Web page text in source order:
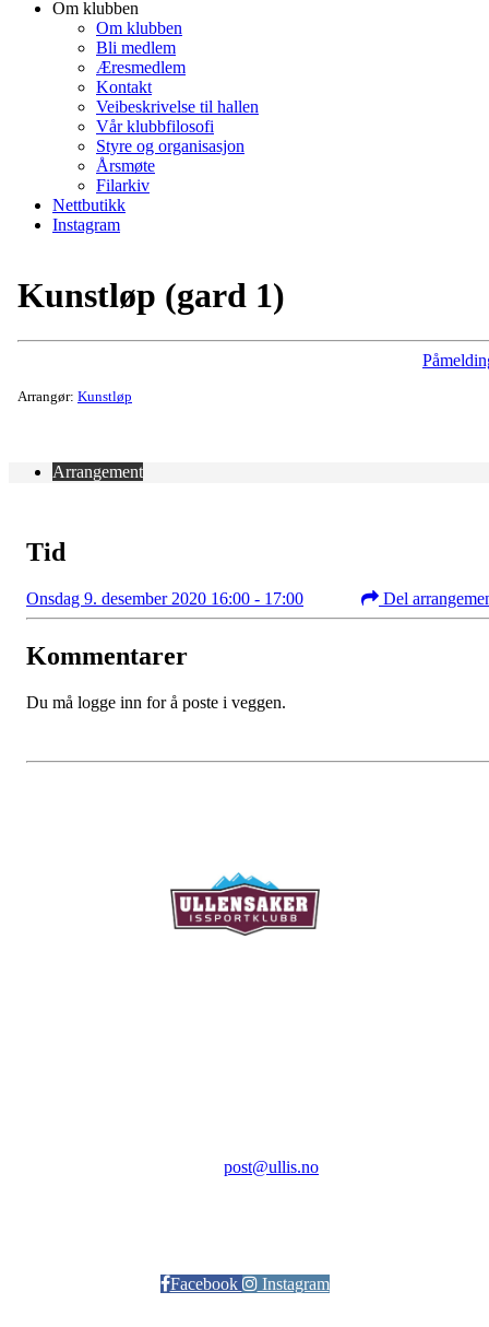
Om klubben
Om klubben
Bli medlem
Æresmedlem
Kontakt
Veibeskrivelse til hallen
Vår klubbfilosofi
Styre og organisasjon
Årsmøte
Filarkiv
Nettbutikk
Instagram
Kunstløp (gard 1)
Arrangør: Kunstløp
Arrangement
Tid
Onsdag 9. desember 2020 16:00 - 17:00 Del
Kommentarer
Du må logge inn for å poste i veggen.
post@ullis.no
Facebook Instagram